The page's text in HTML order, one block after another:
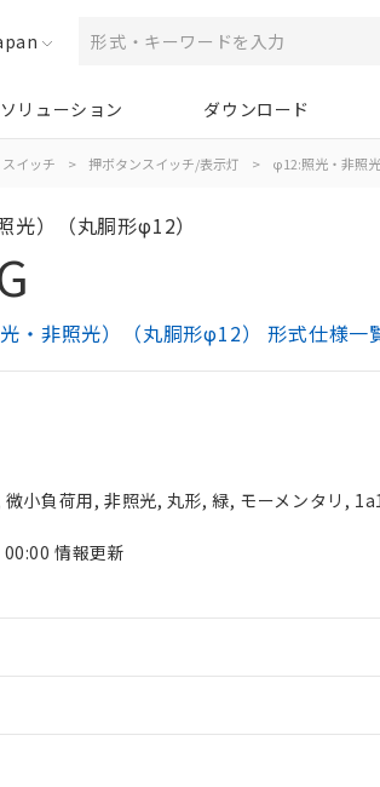
ソリューション ダウンロード
スイッチ > 押ボタンスイッチ/表示灯 > φ12:照光・非照
光）（丸胴形φ12）
・非照光）（丸胴形φ12） 形式仕様一
小負荷用, 非照光, 丸形, 緑, モーメンタリ,
情報更新